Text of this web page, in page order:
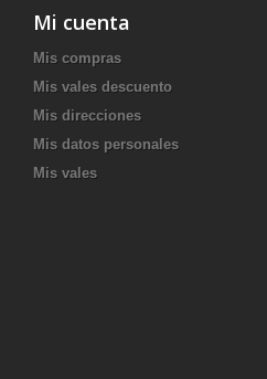
Mi cuenta
Mis compras
Mis vales descuento
Mis direcciones
Mis datos personales
Mis vales